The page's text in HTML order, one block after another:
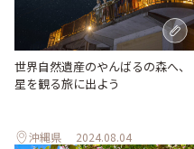
世界自然遺産のやんばるの森へ、
星を観る旅に出よう
沖縄県 2024.08.04